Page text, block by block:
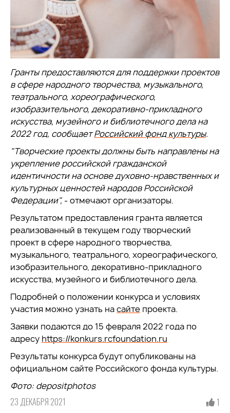
Гранты предоставляются для поддержки проектов
в сфере народного творчества, музыкального,
театрального, хореографического,
изобразительного, декоративно-прикладного
искусства, музейного и библиотечного дела на
2022 год, сообщаетРоссийский фонд культуры.
"Творческие проекты должны быть направлены на
укрепление российской гражданской
идентичности на основе духовно-нравственных и
культурных ценностей народов Российской
Федерации", - отмечают организаторы.
Результатом предоставления гранта является
реализованный в текущем году творческий
проект в сфере народного творчества,
музыкального, театрального, хореографического,
изобразительного, декоративно-прикладного
искусства, музейного и библиотечного дела.
Подробней о положении конкурса и условиях
участия можно узнать насайте проекта.
Заявки подаются до 15 февраля 2022 года по
адресу https://konkurs.rcfoundation.ru
Результаты конкурса будут опубликованы на
официальном сайте Российского фонда культуры.
Фото: depositphotos
23 ДЕКАБРЯ 2021 1